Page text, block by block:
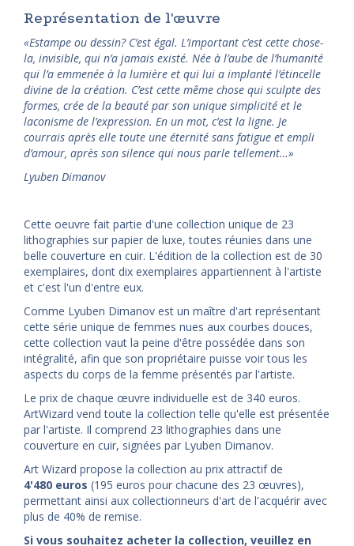
Représentation de l'œuvre
«Estampe ou dessin? C’est égal. L’important c’est cette chose-
la, invisible, qui n’a jamais existé. Née à l’aube de l’humanité
qui l’a emmenée à la lumière et qui lui a implanté l’étincelle
divine de la création. C’est cette même chose qui sculpte des
formes, crée de la beauté par son unique simplicité et le
laconisme de l’expression. En un mot, c’est la ligne. Je
courrais après elle toute une éternité sans fatigue et empli
d’amour, après son silence qui nous parle tellement…»
Lyuben Dimanov
Cette oeuvre fait partie d'une collection unique de 23
lithographies sur papier de luxe, toutes réunies dans une
belle couverture en cuir. L'édition de la collection est de 30
exemplaires, dont dix exemplaires appartiennent à l'artiste
et c'est l'un d'entre eux.
Comme Lyuben Dimanov est un maître d'art représentant
cette série unique de femmes nues aux courbes douces,
cette collection vaut la peine d'être possédée dans son
intégralité, afin que son propriétaire puisse voir tous les
aspects du corps de la femme présentés par l'artiste.
Le prix de chaque œuvre individuelle est de 340 euros.
ArtWizard vend toute la collection telle qu'elle est présentée
par l'artiste. Il comprend 23 lithographies dans une
couverture en cuir, signées par Lyuben Dimanov.
Art Wizard propose la collection au prix attractif de
4'480 euros (195 euros pour chacune des 23 œuvres),
permettant ainsi aux collectionneurs d'art de l'acquérir avec
plus de 40% de remise.
Si vous souhaitez acheter la collection, veuillez en